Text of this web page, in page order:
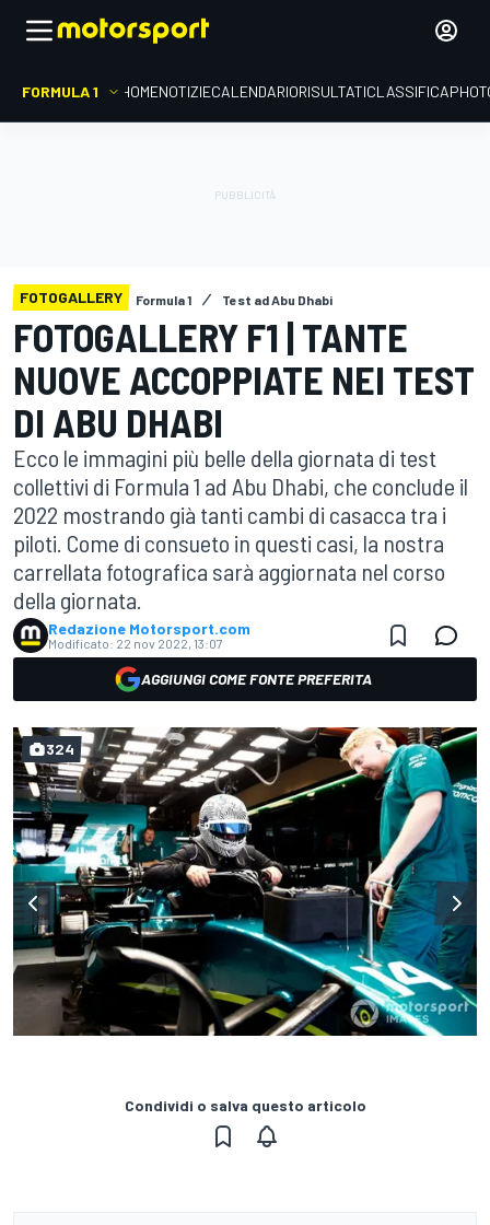
FORMULA 1 HOMENOTIZIECALENDARIORISULTATICLASSIFICA
FOTOGALLERY Formula 1 Test ad Abu Dhabi
FOTOGALLERY F1 | TANTE
NUOVE ACCOPPIATE NEI TEST
DI ABU DHABI
Ecco le immagini più belle della giornata di test
collettivi di Formula 1 ad Abu Dhabi, che conclude il
2022 mostrando già tanti cambi di casacca tra i
piloti. Come di consueto in questi casi, la nostra
carrellata fotografica sarà aggiornata nel corso
della giornata.
Redazione Motorsport.com
Modificato: 22 nov 2022, 13:07
AGGIUNGI COME FONTE PREFERITA
324
Condividi o salva questo articolo